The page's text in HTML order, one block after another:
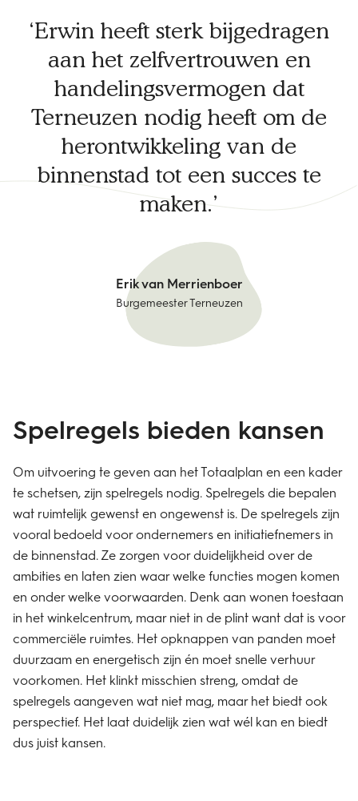
Erwin heeft sterk bijgedragen
aan het zelfvertrouwen en
handelingsvermogen dat
Terneuzen nodig heeft om de
herontwikkeling van de
binnenstad tot een succes te
maken.
Erik van Merrienboer
Burgemeester Terneuzen
Spelregels bieden kansen
Om uitvoering te geven aan het Totaalplan en een kader
te schetsen, zijn spelregels nodig. Spelregels die bepalen
wat ruimtelijk gewenst en ongewenst is. De spelregels zijn
vooral bedoeld voor ondernemers en initiatiefnemers in
de binnenstad. Ze zorgen voor duidelijkheid over de
ambities en laten zien waar welke functies mogen komen
en onder welke voorwaarden. Denk aan wonen toestaan
in het winkelcentrum, maar niet in de plint want dat is voor
commerciële ruimtes. Het opknappen van panden moet
duurzaam en energetisch zijn én moet snelle verhuur
voorkomen. Het klinkt misschien streng, omdat de
spelregels aangeven wat niet mag, maar het biedt ook
perspectief. Het laat duidelijk zien wat wél kan en biedt
dus juist kansen.